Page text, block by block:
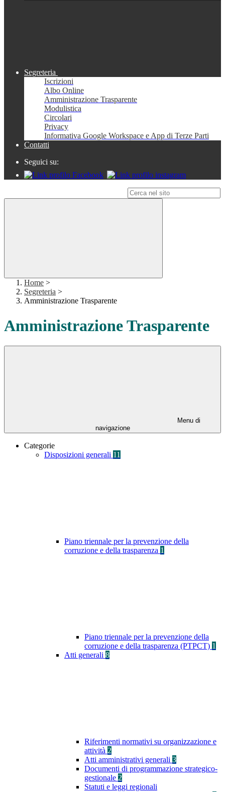
Segreteria
Iscrizioni
Albo Online
Amministrazione Trasparente
Modulistica
Circolari
Privacy
Informativa Google Workspace e App di Terze Parti
Contatti
Seguici su:
Home >
Segreteria >
Amministrazione Trasparente
Amministrazione Trasparente
Menu di
navigazione
Categorie
Disposizioni generali 11
Piano triennale per la prevenzione della
corruzione e della trasparenza 1
Piano triennale per la prevenzione della
corruzione e della trasparenza (PTPCT) 1
Atti generali 8
Riferimenti normativi su organizzazione e
attività 2
Atti amministrativi generali 3
Documenti di programmazione strategico-
gestionale 2
Statuti e leggi regionali